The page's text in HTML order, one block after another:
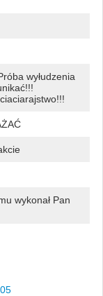
wyłudzenia
wykonał Pan